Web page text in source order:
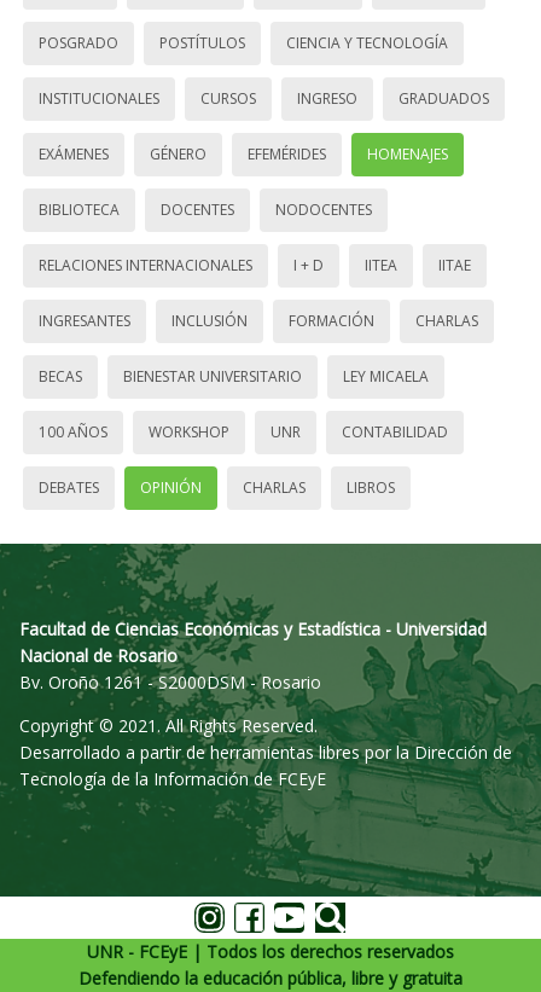
POSGRADO POSTÍTULOS CIENCIA Y TECNOLOGÍA
INSTITUCIONALES CURSOS INGRESO GRADUADOS
EXÁMENES GÉNERO EFEMÉRIDES HOMENAJES
BIBLIOTECA DOCENTES NODOCENTES
RELACIONES INTERNACIONALES I + D IITEA IITAE
INGRESANTES INCLUSIÓN FORMACIÓN CHARLAS
BECAS BIENESTAR UNIVERSITARIO LEY MICAELA
100 AÑOS WORKSHOP UNR CONTABILIDAD
DEBATES OPINIÓN CHARLAS LIBROS
Facultad de Ciencias Económicas y Estadística - Universidad
Nacional de Rosario
Bv. Oroño 1261 - S2000DSM - Rosario
Copyright © 2021. All Rights Reserved.
Desarrollado a partir de herramientas libres por la Dirección de
Tecnología de la Información de FCEyE
UNR - FCEyE | Todos los derechos reservados
Defendiendo la educación pública, libre y gratuita